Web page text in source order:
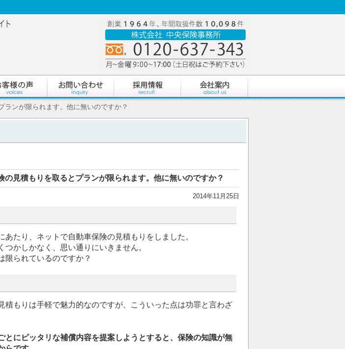
ンが限られます。他に無いのですか？
の見積もりを取るとプランが限られます。他に無いのですか？
2014年11月25日
あたり、ネットで自動車保険の見積もりをしました。
つかしかなく、思い通りにいきません。
限られているのですか？
積もりは手軽で魅力的なのですが、こういった点は功罪と言わざ
とにピッタリな補償内容を提案しようとすると、保険の知識が無